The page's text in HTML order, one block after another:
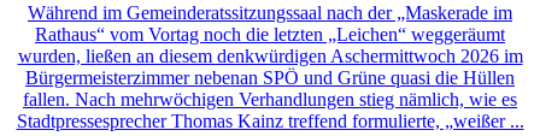
Während im Gemeinderatssitzungssaal nach der „Maskerade im
Rathaus“ vom Vortag noch die letzten „Leichen“ weggeräumt
wurden, ließen an diesem denkwürdigen Aschermittwoch 2026 im
Bürgermeisterzimmer nebenan SPÖ und Grüne quasi die Hüllen
fallen. Nach mehrwöchigen Verhandlungen stieg nämlich, wie es
Stadtpressesprecher Thomas Kainz treffend formulierte, „weißer ...